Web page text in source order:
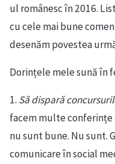
ul românesc în 2016.
cu cele mai bune
desenăm povestea
Dorințele mele sună în
1. Să dispară
facem multe conferințe
nu sunt bune. Nu sunt.
comunicare în social